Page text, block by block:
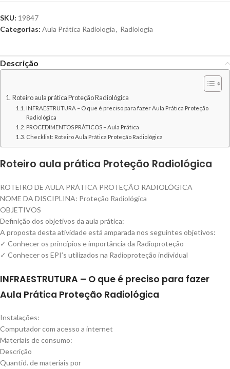
SKU: 19847
Categorias: Aula Prática Radiologia, Radiologia
Descrição
Roteiro aula prática Proteção Radiológica
INFRAESTRUTURA – O que é preciso para fazer Aula Prática Proteção
Radiológica
PROCEDIMENTOS PRÁTICOS – Aula Prática
Checklist: Roteiro Aula Prática Proteção Radiológica
Roteiro aula prática Proteção Radiológica
ROTEIRO DE AULA PRÁTICA PROTEÇÃO RADIOLÓGICA
NOME DA DISCIPLINA: Proteção Radiológica
OBJETIVOS
Definição dos objetivos da aula prática:
A proposta desta atividade está amparada nos seguintes objetivos:
✓ Conhecer os princípios e importância da Radioproteção
✓ Conhecer os EPI’s utilizados na Radioproteção individual
INFRAESTRUTURA – O que é preciso para fazer
Aula Prática Proteção Radiológica
Instalações:
Computador com acesso a internet
Materiais de consumo:
Descrição
Quantid. de materiais por